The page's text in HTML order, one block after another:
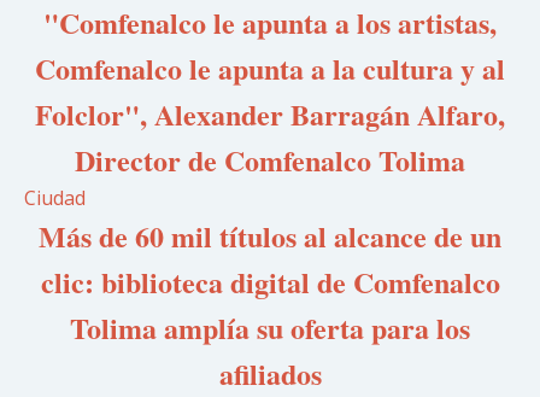
"Comfenalco le apunta a los artistas,
Comfenalco le apunta a la cultura y al
Folclor", Alexander Barragán Alfaro,
Director de Comfenalco Tolima
Ciudad
Más de 60 mil títulos al alcance de un
clic: biblioteca digital de Comfenalco
Tolima amplía su oferta para los
afiliados